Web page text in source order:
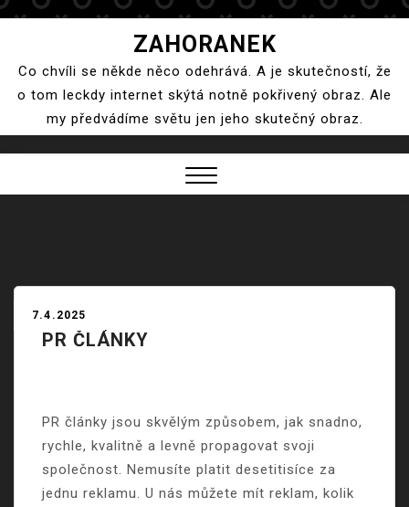
content
ZAHORANEK
Co chvíli se někde něco odehrává. A je skutečností, že
o tom leckdy internet skýtá notně pokřivený obraz. Ale
my předvádíme světu jen jeho skutečný obraz.
PR ČLÁNKY
7.4.2025
PR články jsou skvělým způsobem, jak snadno,
rychle, kvalitně a levně propagovat svoji
společnost. Nemusíte platit desetitisíce za
jednu reklamu. U nás můžete mít reklam, kolik